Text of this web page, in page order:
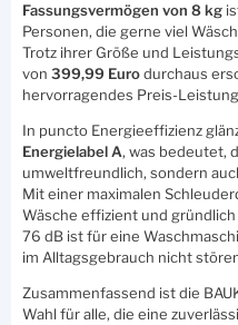
Fassungsvermögen von 8 kg
Personen, die gerne viel
Trotz ihrer Größe und
von 399,99 Eurodurchaus
hervorragendes Preis-
In puncto Energieeffizienz
Energielabel A, was bedeutet,
umweltfreundlich, sondern
Mit einer maximalen
Wäsche effizient und
76 dB ist für eine
im Alltagsgebrauch nicht
Zusammenfassend ist die
Wahl für alle, die eine